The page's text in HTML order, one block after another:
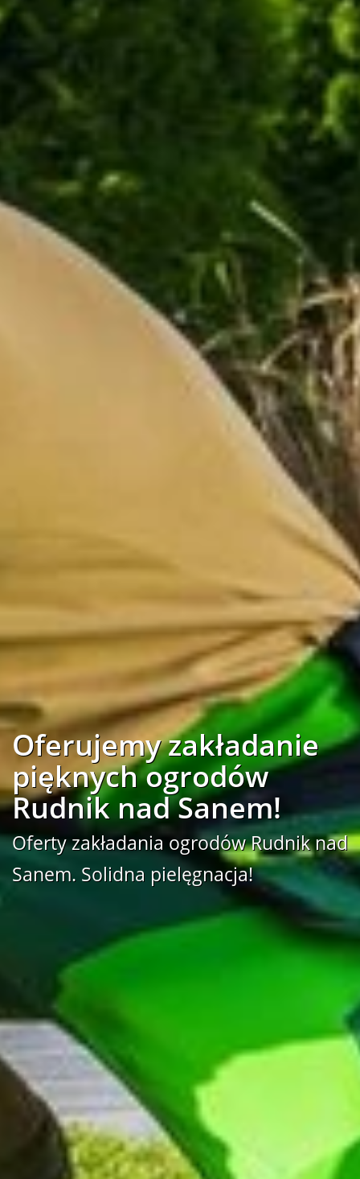
Oferujemy zakładanie
pięknych ogrodów
Rudnik nad Sanem!
Oferty zakładania ogrodów Rudnik nad
Sanem. Solidna pielęgnacja!